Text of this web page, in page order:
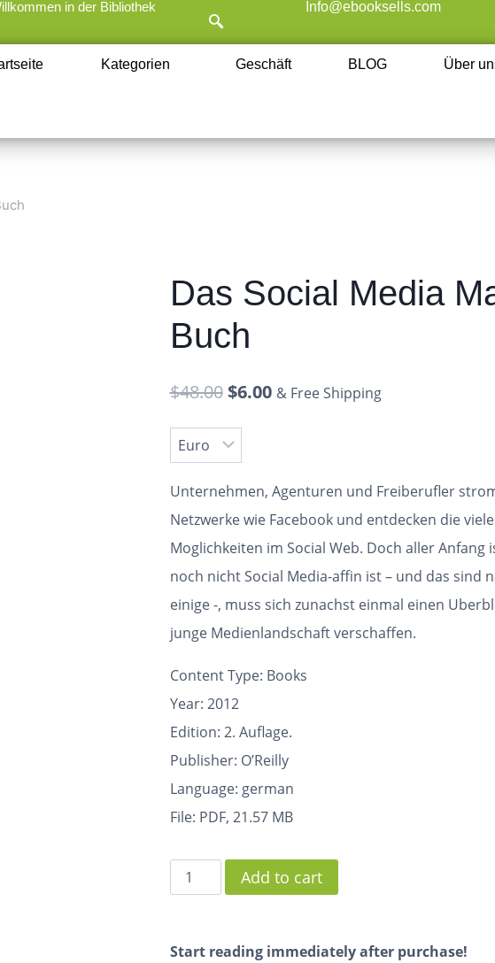
in der Bibliothek Info@ebooksells.com
Kategorien Geschäft BLOG Über
Das Social Media
Buch
$48.00 $6.00 & Free Shipping
Unternehmen, Agenturen und Freiberufler
Netzwerke wie Facebook und entdecken die
Moglichkeiten im Social Web. Doch aller Anfang
noch nicht Social Media-affin ist – und das sind
einige -, muss sich zunachst einmal einen
junge Medienlandschaft verschaffen.
Content Type: Books
Year: 2012
Edition: 2. Auflage.
Publisher: O’Reilly
Language: german
File: PDF, 21.57 MB
Add to cart
Start reading immediately after purchase!